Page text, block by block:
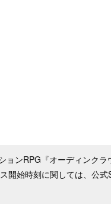
ョンRPG『オーディンク
開始時刻に関しては、公